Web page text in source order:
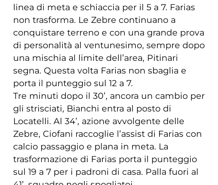
linea di meta e schiaccia per il 5 a 7. Farias
non trasforma. Le Zebre continuano a
conquistare terreno e con una grande prova
di personalità al ventunesimo, sempre dopo
una mischia al limite dell’area, Pitinari
segna. Questa volta Farias non sbaglia e
porta il punteggio sul 12 a 7.
Tre minuti dopo il 30’, ancora un cambio per
gli strisciati, Bianchi entra al posto di
Locatelli. Al 34’, azione avvolgente delle
Zebre, Ciofani raccoglie l’assist di Farias con
calcio passaggio e plana in meta. La
trasformazione di Farias porta il punteggio
sul 19 a 7 per i padroni di casa. Palla fuori al